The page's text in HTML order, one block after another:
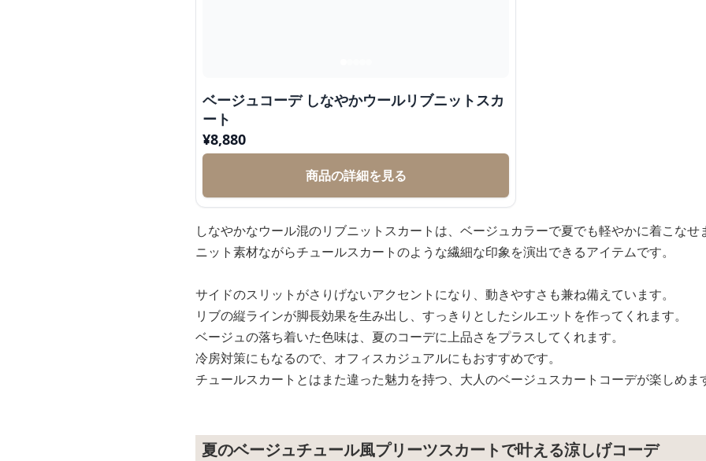
ベージュコーデ しなやかウールリブニットスカ
ート
¥8,880
商品の詳細を見る
しなやかなウール混のリブニットスカートは、ベージュカラーで夏でも軽やかに着こなせ
ニット素材ながらチュールスカートのような繊細な印象を演出できるアイテムです。
サイドのスリットがさりげないアクセントになり、動きやすさも兼ね備えています。
リブの縦ラインが脚長効果を生み出し、すっきりとしたシルエットを作ってくれます。
ベージュの落ち着いた色味は、夏のコーデに上品さをプラスしてくれます。
冷房対策にもなるので、オフィスカジュアルにもおすすめです。
チュールスカートとはまた違った魅力を持つ、大人のベージュスカートコーデが楽しめま
夏のベージュチュール風プリーツスカートで叶える涼しげコーデ